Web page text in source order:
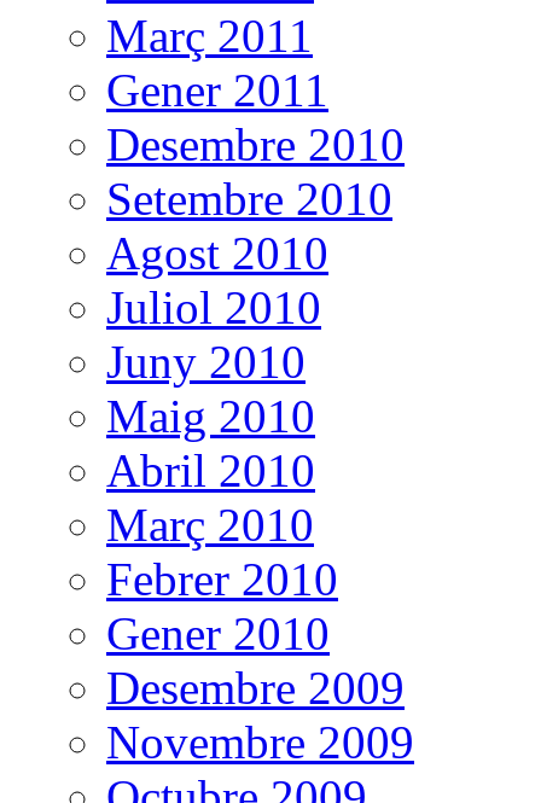
Març 2011
Gener 2011
Desembre 2010
Setembre 2010
Agost 2010
Juliol 2010
Juny 2010
Maig 2010
Abril 2010
Març 2010
Febrer 2010
Gener 2010
Desembre 2009
Novembre 2009